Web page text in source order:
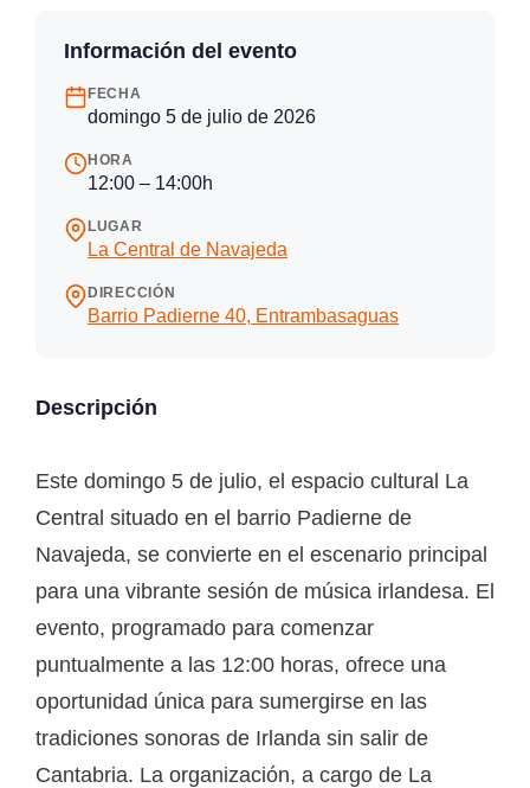
Información del evento
FECHA
domingo 5 de julio de 2026
HORA
12:00 – 14:00h
LUGAR
La Central de Navajeda
DIRECCIÓN
Barrio Padierne 40, Entrambasaguas
Descripción
Este domingo 5 de julio, el espacio cultural La
Central situado en el barrio Padierne de
Navajeda, se convierte en el escenario principal
para una vibrante sesión de música irlandesa. El
evento, programado para comenzar
puntualmente a las 12:00 horas, ofrece una
oportunidad única para sumergirse en las
tradiciones sonoras de Irlanda sin salir de
Cantabria. La organización, a cargo de La